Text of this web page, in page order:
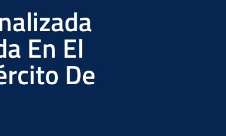
En El
De